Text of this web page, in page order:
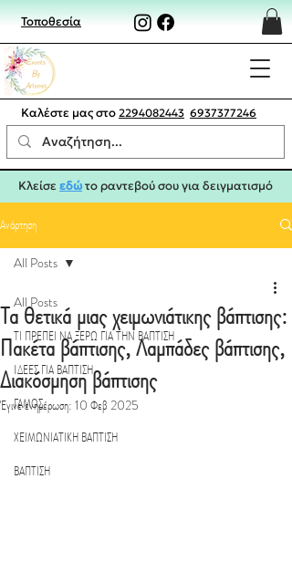
Τοποθεσία
Καλέστε μας στο 2294082443 6937377246
Κλείσεεδώτο ραντεβού σου για δειγματισμό
Ανάρτηση
All Posts
ΤΙ ΠΡΕΠΕΙ ΝΑ ΞΕΡΩ ΓΙΑ ΤΗΝ ΒΑΠΤΙΣΗ
IΔΕΕΣ ΓΙΑ ΒΑΠΤΙΣΗ
ΓΑΜΟΣ
ΧΕΙΜΩΝΙΑΤΙΚΗ ΒΑΠΤΙΣΗ
ΒΑΠΤΙΣΗ
All Posts
Τα θετικά μιας χειμωνιάτικης βάπτισης:
Πακέτα βάπτισης, Λαμπάδες βάπτισης,
Διακόσμηση βάπτισης
Έγινε ενημέρωση: 10 Φεβ 2025